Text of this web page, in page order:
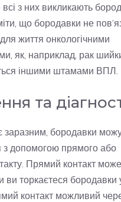
всі з них викликають
що бородавки не
життя онкологічними
як, наприклад, рак
іншими штамами ВПЛ.
та
заразним, бородавки
допомогою прямого або
Прямий контакт може
ви торкаєтеся бородавки
контакт можливий